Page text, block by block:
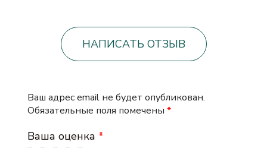
НАПИСАТЬ ОТЗЫВ
Ваш адрес email не будет опубликован.
Обязательные поля помечены *
Ваша оценка *